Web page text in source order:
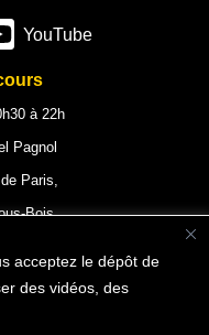
acceptez le dépôt de
des vidéos, des
YouTube
à 22h
Pagnol
Paris,
Bois